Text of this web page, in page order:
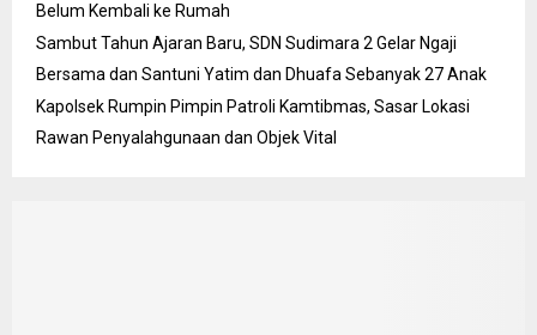
Belum Kembali ke Rumah
Sambut Tahun Ajaran Baru, SDN Sudimara 2 Gelar Ngaji
Bersama dan Santuni Yatim dan Dhuafa Sebanyak 27 Anak
Kapolsek Rumpin Pimpin Patroli Kamtibmas, Sasar Lokasi
Rawan Penyalahgunaan dan Objek Vital